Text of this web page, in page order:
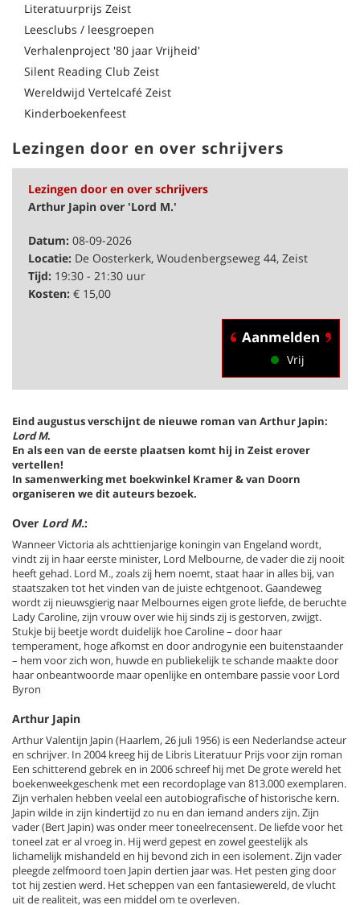
Literatuurprijs Zeist
Leesclubs / leesgroepen
Verhalenproject '80 jaar Vrijheid'
Silent Reading Club Zeist
Wereldwijd Vertelcafé Zeist
Kinderboekenfeest
Lezingen door en over schrijvers
Lezingen door en over schrijvers
Arthur Japin over 'Lord M.'
Datum: 08-09-2026
Locatie: De Oosterkerk, Woudenbergseweg 44, Zeist
Tijd: 19:30 - 21:30 uur
Kosten: € 15,00
Aanmelden
Vrij
Eind augustus verschijnt de nieuwe roman van Arthur Japin:
Lord M.
En als een van de eerste plaatsen komt hij in Zeist erover
vertellen!
In samenwerking met boekwinkel Kramer & van Doorn
organiseren we dit auteurs bezoek.
Over Lord M.:
Wanneer Victoria als achttienjarige koningin van Engeland wordt,
vindt zij in haar eerste minister, Lord Melbourne, de vader die zij nooit
heeft gehad. Lord M., zoals zij hem noemt, staat haar in alles bij, van
staatszaken tot het vinden van de juiste echtgenoot. Gaandeweg
wordt zij nieuwsgierig naar Melbournes eigen grote liefde, de beruchte
Lady Caroline, zijn vrouw over wie hij sinds zij is gestorven, zwijgt.
Stukje bij beetje wordt duidelijk hoe Caroline – door haar
temperament, hoge afkomst en door androgynie een buitenstaander
– hem voor zich won, huwde en publiekelijk te schande maakte door
haar onbeantwoorde maar openlijke en ontembare passie voor Lord
Byron
Arthur Japin
Arthur Valentijn Japin (Haarlem, 26 juli 1956) is een Nederlandse acteur
en schrijver. In 2004 kreeg hij de Libris Literatuur Prijs voor zijn roman
Een schitterend gebrek en in 2006 schreef hij met De grote wereld het
boekenweekgeschenk met een recordoplage van 813.000 exemplaren.
Zijn verhalen hebben veelal een autobiografische of historische kern.
Japin wilde in zijn kindertijd zo nu en dan iemand anders zijn. Zijn
vader (Bert Japin) was onder meer toneelrecensent. De liefde voor het
toneel zat er al vroeg in. Hij werd gepest en zowel geestelijk als
lichamelijk mishandeld en hij bevond zich in een isolement. Zijn vader
pleegde zelfmoord toen Japin dertien jaar was. Het pesten ging door
tot hij zestien werd. Het scheppen van een fantasiewereld, de vlucht
uit de realiteit, was een middel om te overleven.